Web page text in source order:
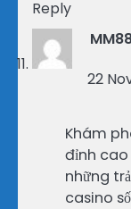
Reply
22
Khám
đỉnh cao
những
casino